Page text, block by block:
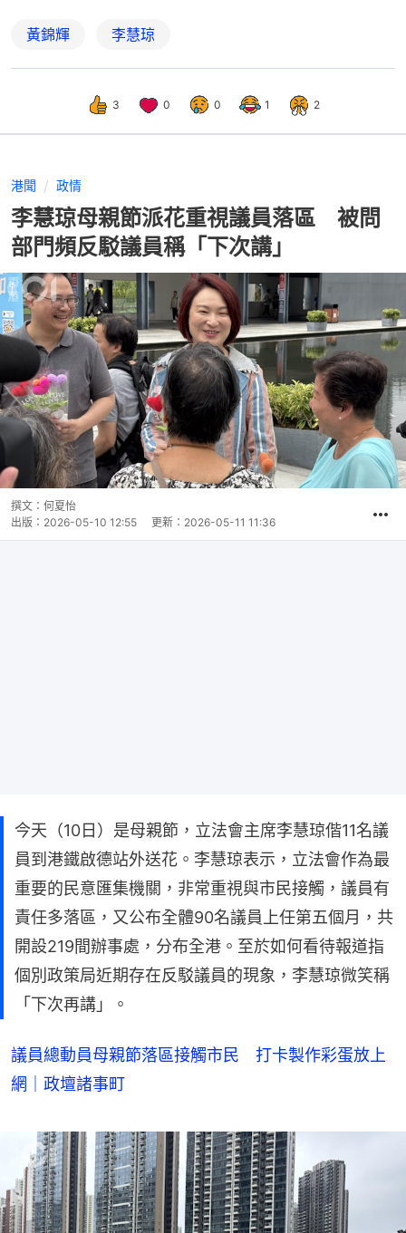
黃錦輝 李慧琼
3 0 0 1 2
港聞 政情
李慧琼母親節派花重視議員落區 被問
部門頻反駁議員稱「下次講」
撰文： 何夏怡
出版： 2026-05-10 12:55 更新： 2026-05-11 11:36
今天（10日）是母親節，立法會主席李慧琼偕11名議
員到港鐵啟德站外送花。李慧琼表示，立法會作為最
重要的民意匯集機關，非常重視與市民接觸，議員有
責任多落區，又公布全體90名議員上任第五個月，共
開設219間辦事處，分布全港。至於如何看待報道指
個別政策局近期存在反駁議員的現象，李慧琼微笑稱
「下次再講」。
議員總動員母親節落區接觸市民 打卡製作彩蛋放上
網｜政壇諸事町